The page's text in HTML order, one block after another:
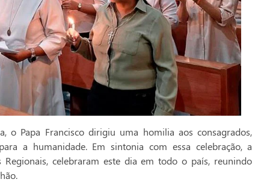
o Papa Francisco dirigiu uma homilia aos consagrados,
a humanidade. Em sintonia com essa celebração, a
celebraram este dia em todo o país, reunindo